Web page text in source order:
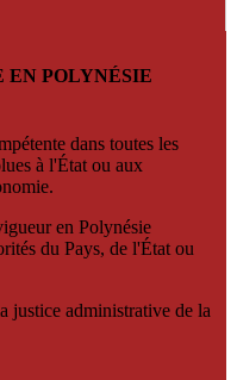
POLYNÉSIE
dans toutes les
à l'État ou aux
en Polynésie
du Pays, de l'État ou
justice administrative de la